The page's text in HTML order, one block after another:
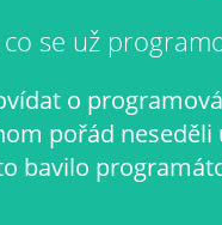
se už
o
pořád
bavilo